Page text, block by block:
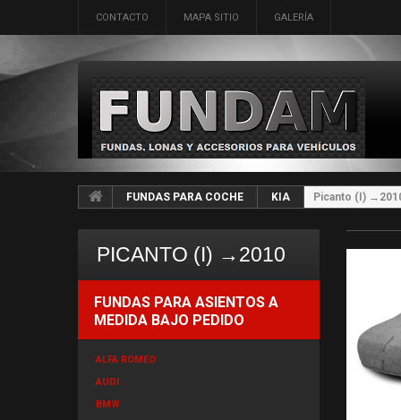
CONTACTO MAPA SITIO GALERÍA
FUNDAS PARA COCHE KIA Picanto (I)
PICANTO (I) →2010
FUNDAS PARA ASIENTOS A
MEDIDA BAJO PEDIDO
ALFA ROMEO
AUDI
BMW